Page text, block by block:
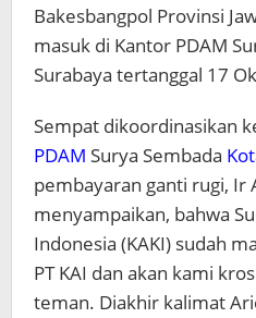
Bakesbangpol Provinsi
masuk di Kantor PDAM
Surabaya tertanggal 17
Sempat dikoordinasikan
PDAM Surya Sembada
pembayaran ganti rugi, Ir
menyampaikan, bahwa
Indonesia (KAKI) sudah
PT KAI dan akan kami
teman. Diakhir kalimat